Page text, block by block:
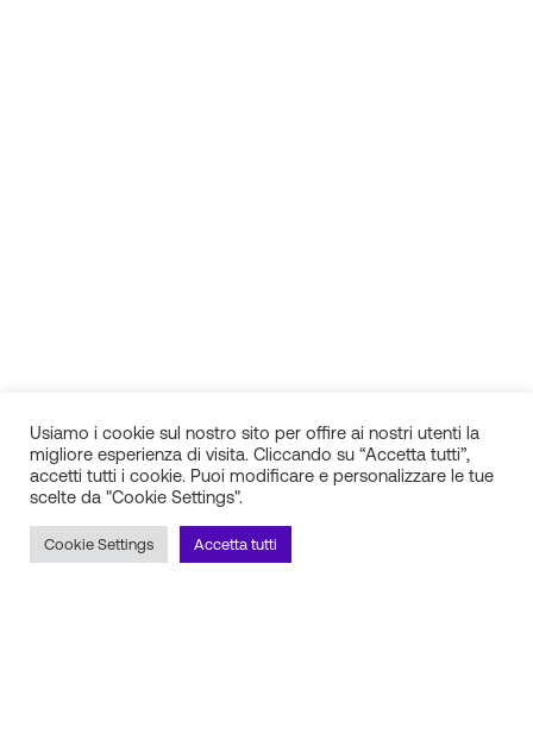
P.IVA 01688940608
Usiamo i cookie sul nostro sito per offire ai nostri utenti la
migliore esperienza di visita. Cliccando su “Accetta tutti”,
accetti tutti i cookie. Puoi modificare e personalizzare le tue
scelte da "Cookie Settings".
Cookie Settings Accetta tutti